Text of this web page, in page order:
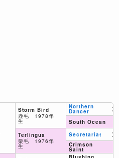
Storm Bird
鹿毛 1978年
生
Terlingua
栗毛 1976年
生
Northern
Dancer
South Ocean
Secretariat
Crimson
Saint